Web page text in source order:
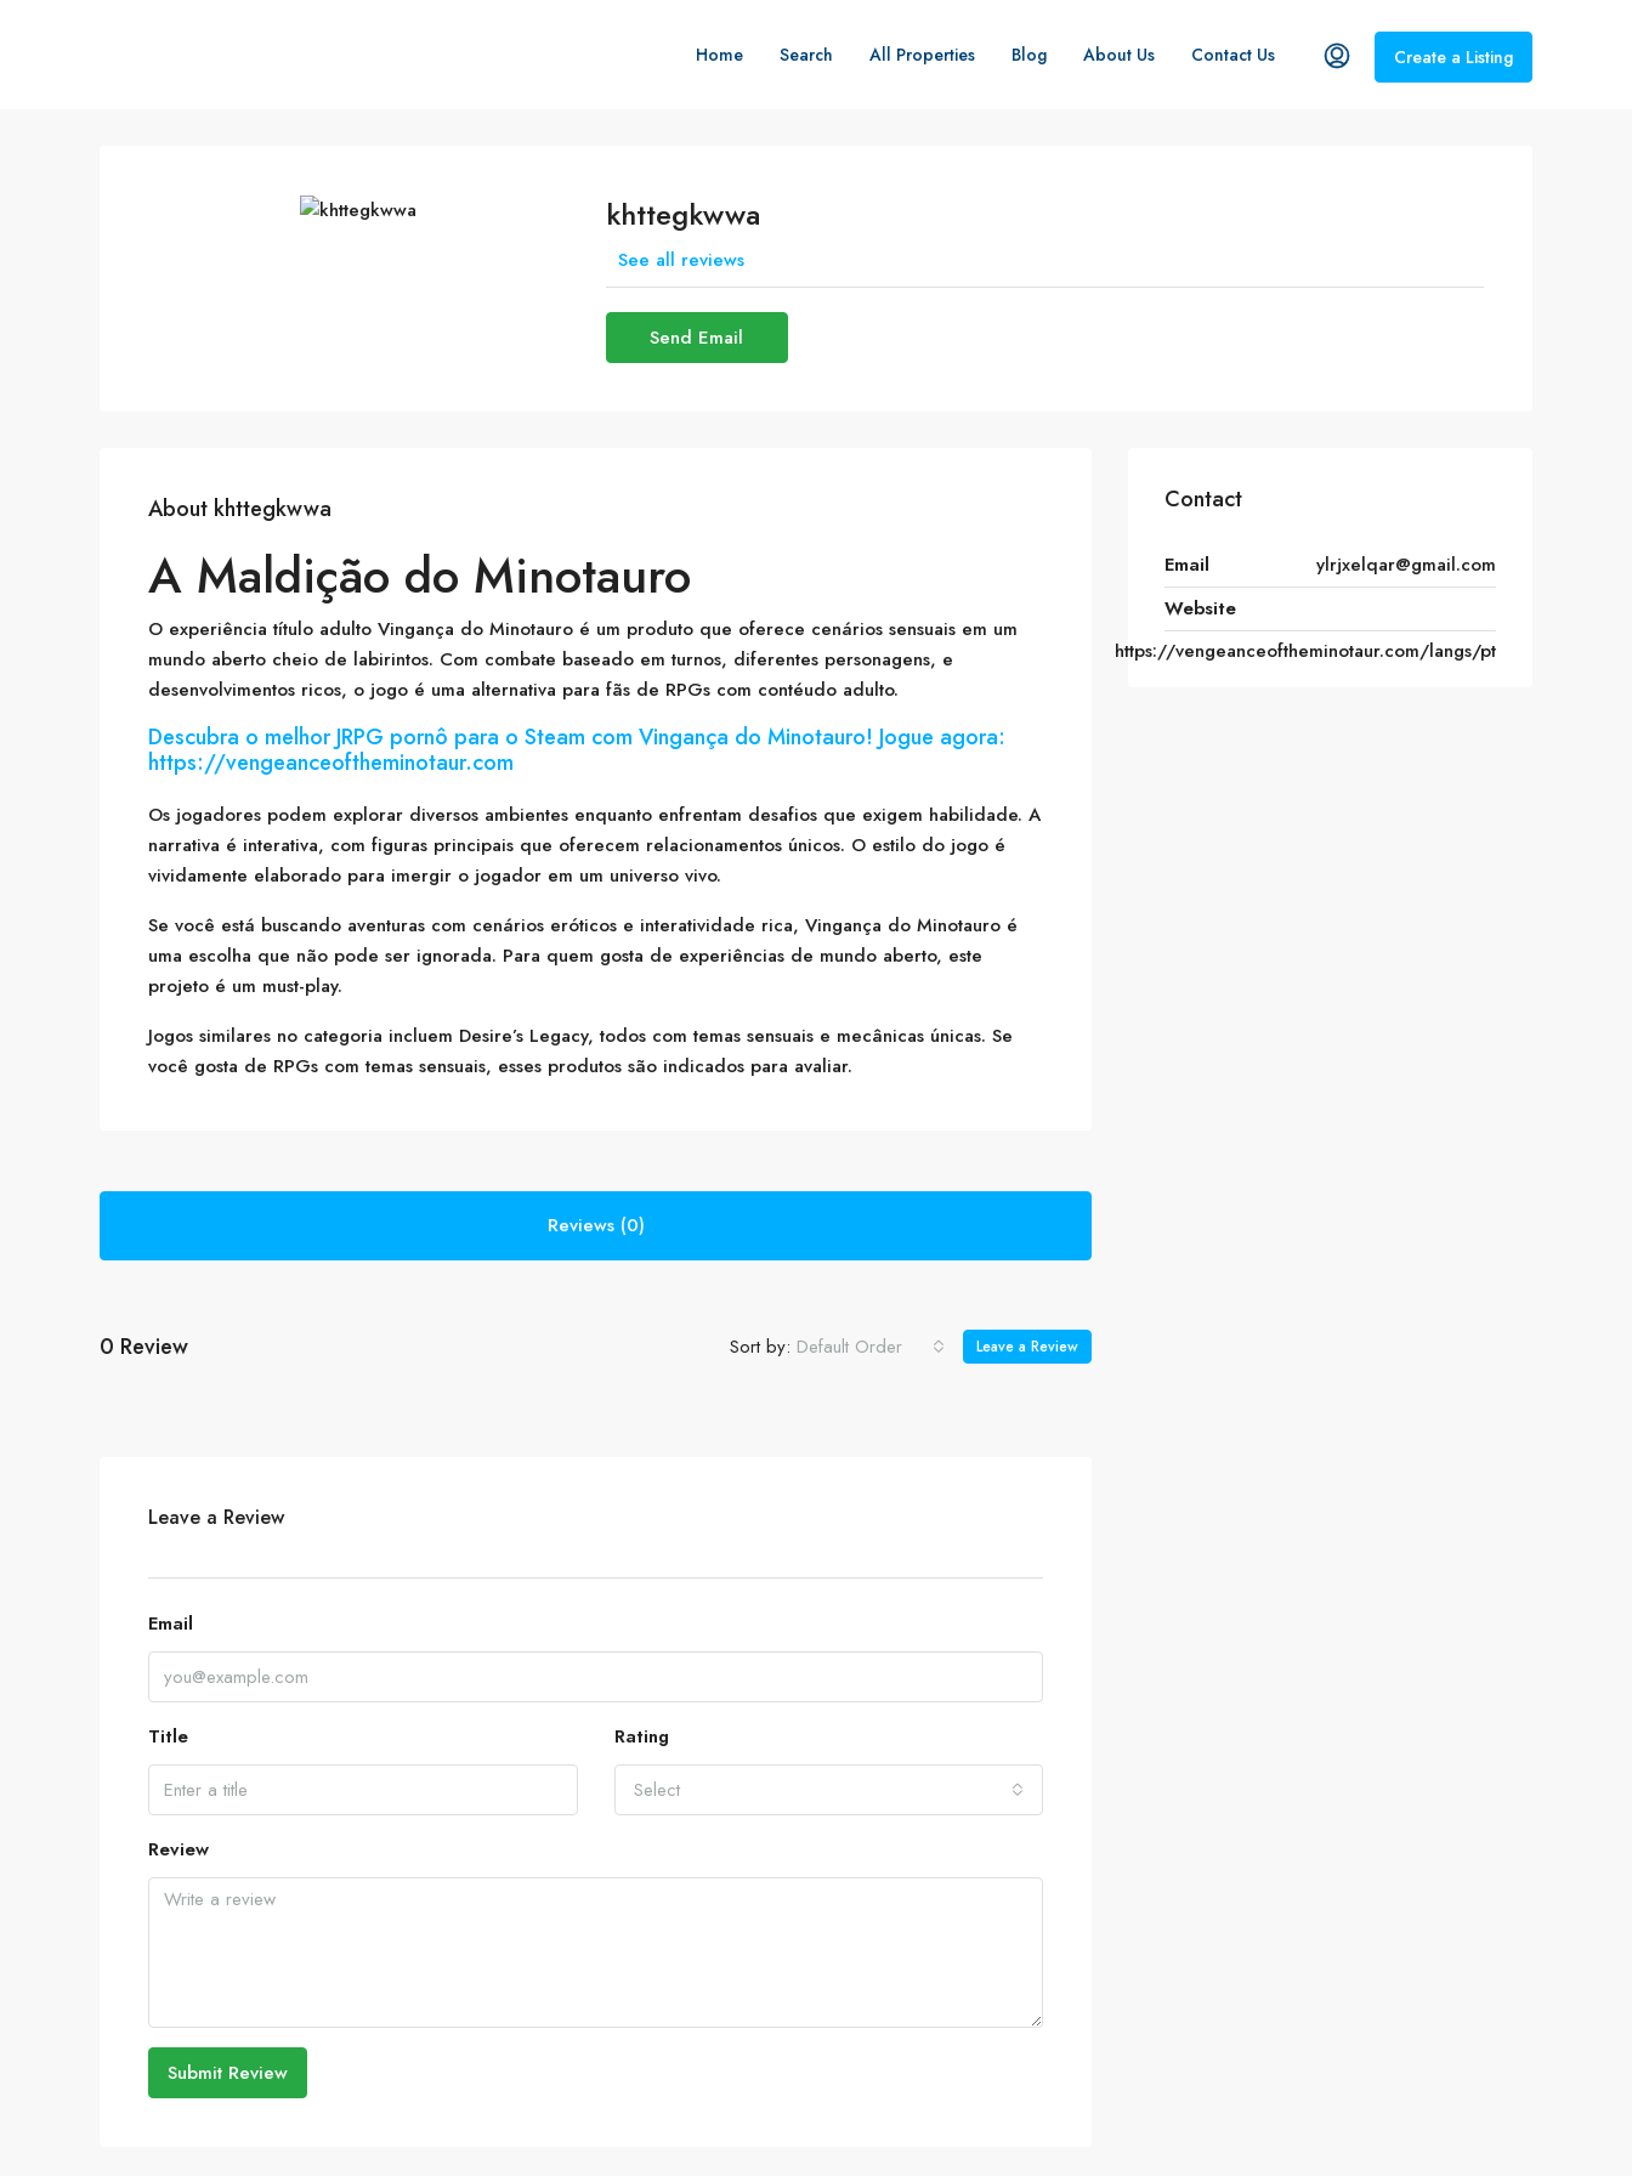
Home Search All Properties Blog About Us Contact Us Create a Listing
khttegkwwa
See all reviews
Send Email
About khttegkwwa
A Maldição do Minotauro
O experiência título adulto Vingança do Minotauro é um produto que oferece cenários sensuais em um
mundo aberto cheio de labirintos. Com combate baseado em turnos, diferentes personagens, e
desenvolvimentos ricos, o jogo é uma alternativa para fãs de RPGs com contéudo adulto.
Descubra o melhor JRPG pornô para o Steam com Vingança do Minotauro! Jogue agora:
https://vengeanceoftheminotaur.com
Os jogadores podem explorar diversos ambientes enquanto enfrentam desafios que exigem habilidade. A
narrativa é interativa, com figuras principais que oferecem relacionamentos únicos. O estilo do jogo é
vividamente elaborado para imergir o jogador em um universo vivo.
Se você está buscando aventuras com cenários eróticos e interatividade rica, Vingança do Minotauro é
uma escolha que não pode ser ignorada. Para quem gosta de experiências de mundo aberto, este
projeto é um must-play.
Jogos similares no categoria incluem Desire’s Legacy, todos com temas sensuais e mecânicas únicas. Se
você gosta de RPGs com temas sensuais, esses produtos são indicados para avaliar.
Reviews (0)
0 Review Sort by: Default Order Leave a Review
Leave a Review
Email
Title
Rating
Select
Review
Submit Review
Contact
Email
ylrjxelqar@gmail.com
Website
https://vengeanceoftheminotaur.com/langs/pt